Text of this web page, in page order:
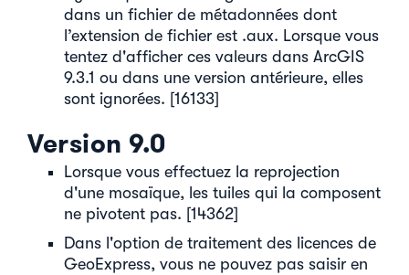
dans un fichier de métadonnées dont
l’extension de fichier est .aux. Lorsque vous
tentez d'afficher ces valeurs dans ArcGIS
9.3.1 ou dans une version antérieure, elles
sont ignorées. [16133]
Version 9.0
Lorsque vous effectuez la reprojection
d'une mosaïque, les tuiles qui la composent
ne pivotent pas. [14362]
Dans l'option de traitement des licences de
GeoExpress, vous ne pouvez pas saisir en